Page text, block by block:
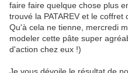
faire faire quelque chose plus
trouvé la PATAREV et le coffret
Qu'à cela ne tienne, mercredi
modeler cette pâte super
d'action chez eux !)